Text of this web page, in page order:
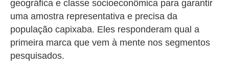
geográfica e classe socioeconômica para garantir
uma amostra representativa e precisa da
população capixaba. Eles responderam qual a
primeira marca que vem à mente nos segmentos
pesquisados.